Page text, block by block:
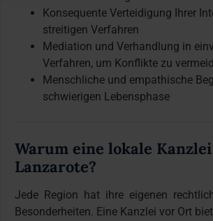
Konsequente Verteidigung Ihrer
streitigen Verfahren
Mediation und Verhandlung in
Verfahren, um Konflikte zu
Menschliche und empathische
schwierigen Lebensphase
Warum eine lokale
Lanzarote?
Jede Region hat ihre eigenen
Besonderheiten. Eine Kanzlei vor Ort